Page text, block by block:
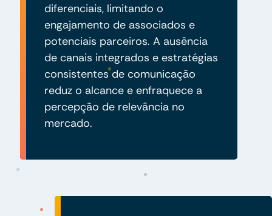
diferenciais, limitando o
engajamento de associados e
potenciais parceiros. A ausência
de canais integrados e estratégias
consistentes de comunicação
reduz o alcance e enfraquece a
percepção de relevância no
mercado.